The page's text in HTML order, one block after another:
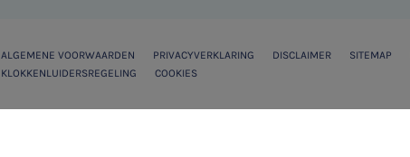
ALGEMENE VOORWAARDEN PRIVACYVERKLARING DISCLAIMER SITEMAP
KLOKKENLUIDERSREGELING
COOKIES